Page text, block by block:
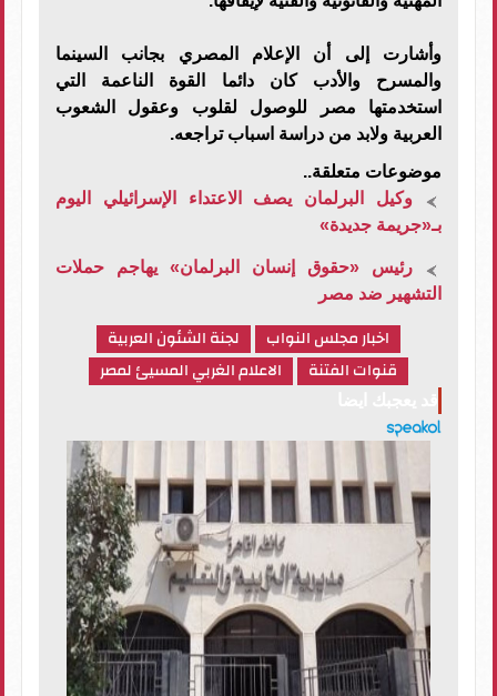
وأشارت إلى أن الإعلام المصري بجانب السينما
والمسرح والأدب كان دائما القوة الناعمة التي
استخدمتها مصر للوصول لقلوب وعقول الشعوب
العربية ولابد من دراسة اسباب تراجعه.
موضوعات متعلقة..
وكيل البرلمان يصف الاعتداء الإسرائيلي اليوم
بـ«جريمة جديدة»
رئيس «حقوق إنسان البرلمان» يهاجم حملات
التشهير ضد مصر
اخبار مجلس النواب
لجنة الشئون العربية
قنوات الفتنة
الاعلام الغربي المسيئ لمصر